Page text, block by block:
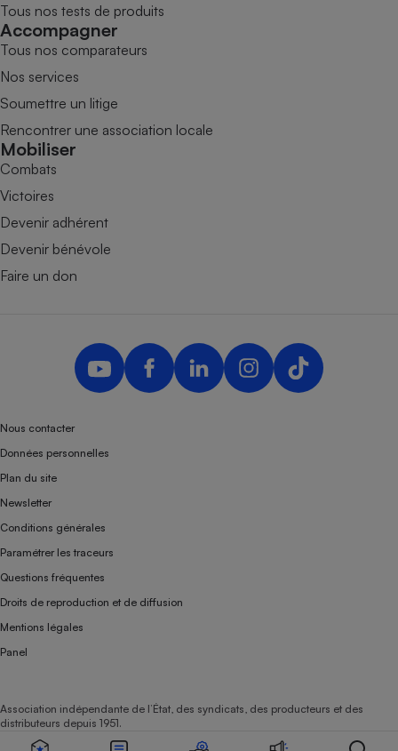
Tous nos tests de produits
Accompagner
Tous nos comparateurs
Nos services
Soumettre un litige
Rencontrer une association locale
Mobiliser
Combats
Victoires
Devenir adhérent
Devenir bénévole
Faire un don
Nous contacter
Données personnelles
Plan du site
Newsletter
Conditions générales
Paramétrer les traceurs
Questions fréquentes
Droits de reproduction et de diffusion
Mentions légales
Panel
Association indépendante de l’État, des syndicats, des producteurs et des
distributeurs depuis 1951.